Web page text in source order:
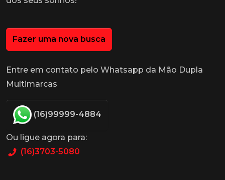
Fazer uma nova busca
Entre em contato pelo Whatsapp da Mão Dupla
Multimarcas
(16)99999-4884
Ou ligue agora para:
(16)3703-5080